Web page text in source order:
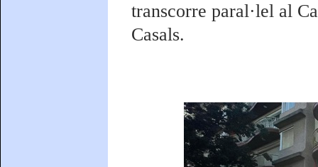
transcorre paral·lel al
Casals.